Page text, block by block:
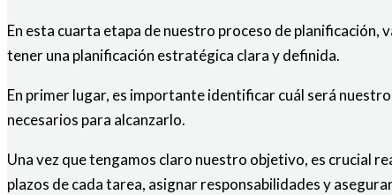
En esta cuarta etapa de nuestro proceso de
tener una planificación estratégica clara y definida.
En primer lugar, es importante identificar cuál será
necesarios para alcanzarlo.
Una vez que tengamos claro nuestro objetivo, es crucial
plazos de cada tarea, asignar responsabilidades y